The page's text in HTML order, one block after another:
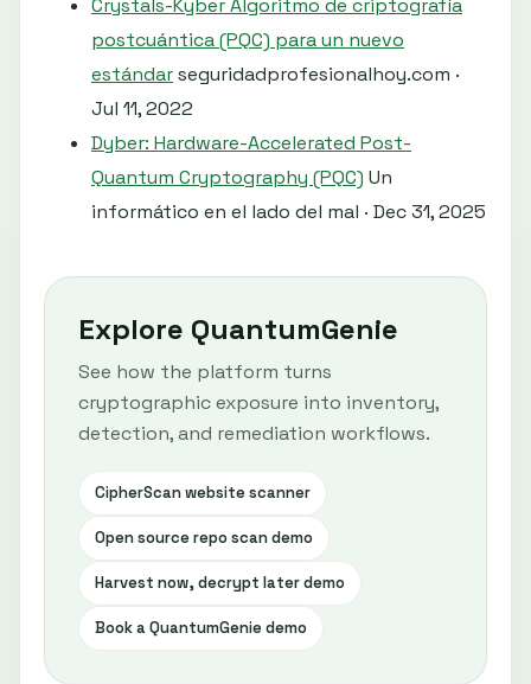
postcuántica (PQC) para un nuevo
estándarseguridadprofesionalhoy.com ·
Jul 11, 2022
Dyber: Hardware-Accelerated Post-
Quantum Cryptography (PQC) Un
informático en el lado del mal · Dec 31, 2025
Explore QuantumGenie
See how the platform turns
cryptographic exposure into inventory,
detection, and remediation workflows.
CipherScan website scanner
Open source repo scan demo
Harvest now, decrypt later demo
Book a QuantumGenie demo